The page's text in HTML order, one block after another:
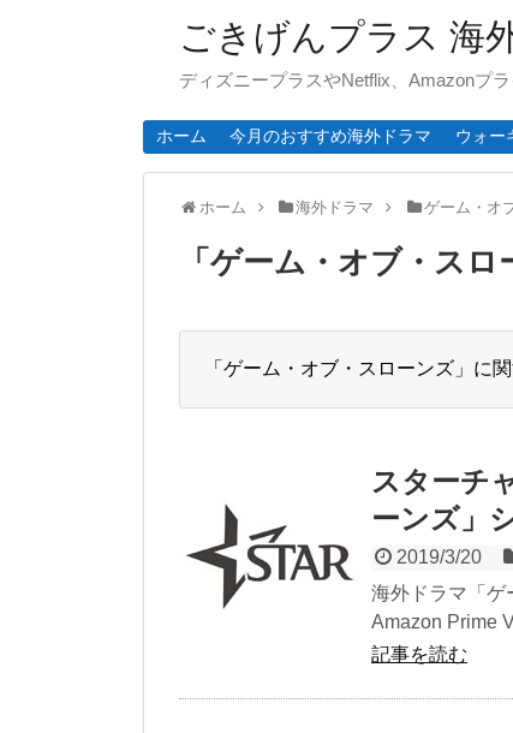
ごきげんプラス 海
ディズニープラスやNetflix、Amazonプ
ホーム 今月のおすすめ海外ドラマ ウォー
ホーム 海外ドラマ ゲーム・オ
「 ゲーム・オブ・スロ
「ゲーム・オブ・スローンズ」に
スターチ
ーンズ」
2019/3/20
海外ドラマ「ゲ
Amazon Prime
記事を読む